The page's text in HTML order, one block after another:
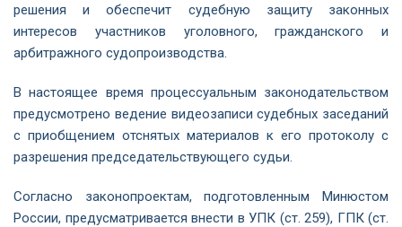
решения и обеспечит судебную защиту законных
интересов участников уголовного, гражданского и
арбитражного судопроизводства.
В настоящее время процессуальным законодательством
предусмотрено ведение видеозаписи судебных заседаний
с приобщением отснятых материалов к его протоколу с
разрешения председательствующего судьи.
Согласно законопроектам, подготовленным Минюстом
России, предусматривается внести в УПК (ст. 259), ГПК (ст.